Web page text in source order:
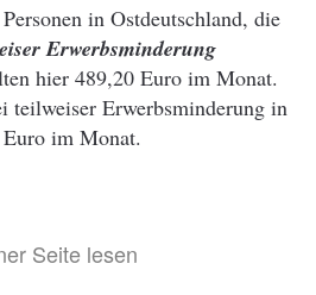
in Ostdeutschland, die
Erwerbsminderung
hier 489,20 Euro im Monat.
teilweiser Erwerbsminderung in
im Monat.
Seite lesen